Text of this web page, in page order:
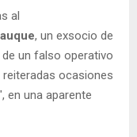
al
, un exsocio de
un falso operativo
reiteradas ocasiones
en una aparente